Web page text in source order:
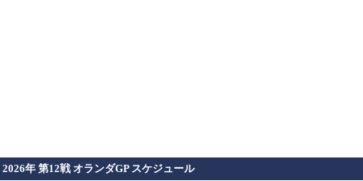
2026年 第12戦 オランダGP スケジュール